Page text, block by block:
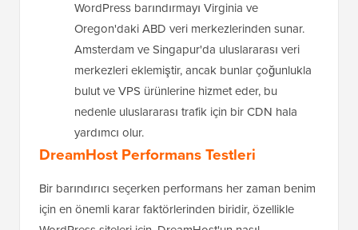
WordPress barındırmayı Virginia ve
Oregon'daki ABD veri merkezlerinden sunar.
Amsterdam ve Singapur'da uluslararası veri
merkezleri eklemiştir, ancak bunlar çoğunlukla
bulut ve VPS ürünlerine hizmet eder, bu
nedenle uluslararası trafik için bir CDN hala
yardımcı olur.
DreamHost Performans Testleri
Bir barındırıcı seçerken performans her zaman benim
için en önemli karar faktörlerinden biridir, özellikle